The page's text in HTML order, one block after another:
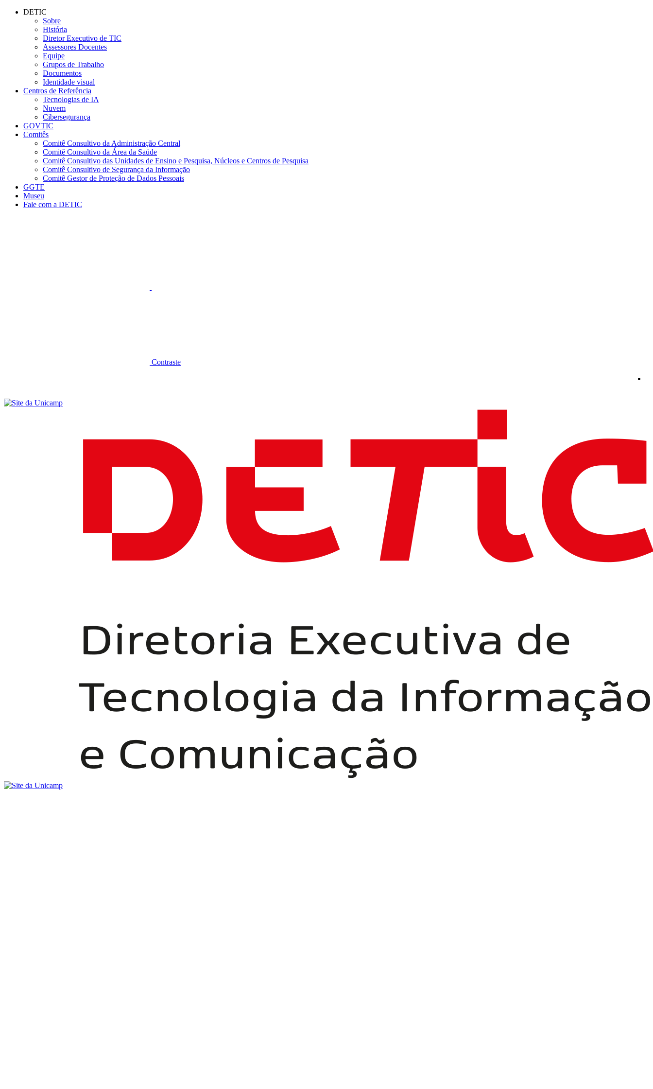
Conteúdo principal
DETIC
Sobre
História
Diretor Executivo de TIC
Assessores Docentes
Equipe
Grupos de Trabalho
Documentos
Identidade visual
Centros de Referência
Tecnologias de IA
Nuvem
Cibersegurança
GOVTIC
Comitês
Comitê Consultivo da Administração Central
Comitê Consultivo da Área da Saúde
Comitê Consultivo das Unidades de Ensino e Pesquisa, Núcleos e Centros de Pesquisa
Comitê Consultivo de Segurança da Informação
Comitê Gestor de Proteção de Dados Pessoais
GGTE
Museu
Fale com a DETIC
Contraste